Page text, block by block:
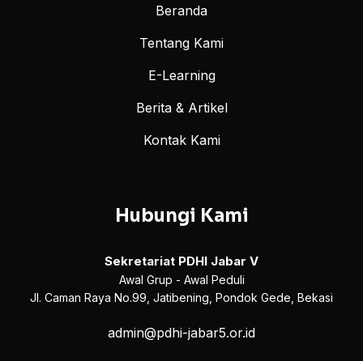
Beranda
Tentang Kami
E-Learning
Berita & Artikel
Kontak Kami
Hubungi Kami
Sekretariat PDHI Jabar V
Awal Grup - Awal Peduli
Jl. Caman Raya No.99, Jatibening, Pondok Gede, Bekasi
admin@pdhi-jabar5.or.id